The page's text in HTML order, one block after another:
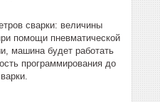
сварки: величины
помощи пневматической
машина будет работать
программирования до